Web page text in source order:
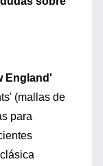
England'
(mallas de
para